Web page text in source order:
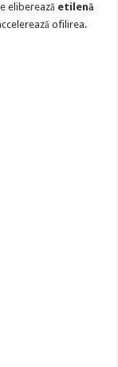
eliberează etilenă
ofilirea.